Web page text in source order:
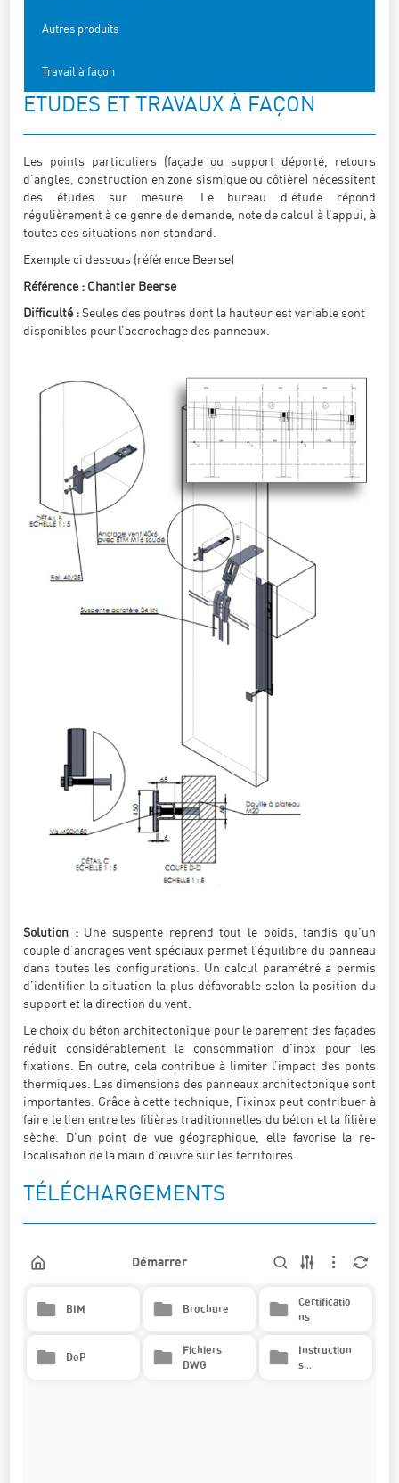
Autres produits
Travail à façon
ETUDES ET TRAVAUX À FAÇON
Les points particuliers (façade ou support déporté, retours
d’angles, construction en zone sismique ou côtière) nécessitent
des études sur mesure. Le bureau d’étude répond
régulièrement à ce genre de demande, note de calcul à l’appui, à
toutes ces situations non standard.
Exemple ci dessous (référence Beerse)
Référence : Chantier Beerse
Difficulté :Seules des poutres dont la hauteur est variable sont
disponibles pour l’accrochage des panneaux.
Solution : Une suspente reprend tout le poids, tandis qu’un
couple d’ancrages vent spéciaux permet l’équilibre du panneau
dans toutes les configurations. Un calcul paramétré a permis
d’identifier la situation la plus défavorable selon la position du
support et la direction du vent.
Le choix du béton architectonique pour le parement des façades
réduit considérablement la consommation d’inox pour les
fixations. En outre, cela contribue à limiter l’impact des ponts
thermiques. Les dimensions des panneaux architectonique sont
importantes. Grâce à cette technique, Fixinox peut contribuer à
faire le lien entre les filières traditionnelles du béton et la filière
sèche. D’un point de vue géographique, elle favorise la re-
localisation de la main d’œuvre sur les territoires.
TÉLÉCHARGEMENTS
Démarrer
BIM Brochure
Certificatio
ns
DoP
Fichiers
DWG
Instruction
s